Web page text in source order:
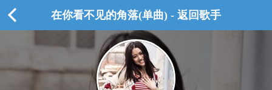
在你看不见的角落(单曲) - 返回歌手